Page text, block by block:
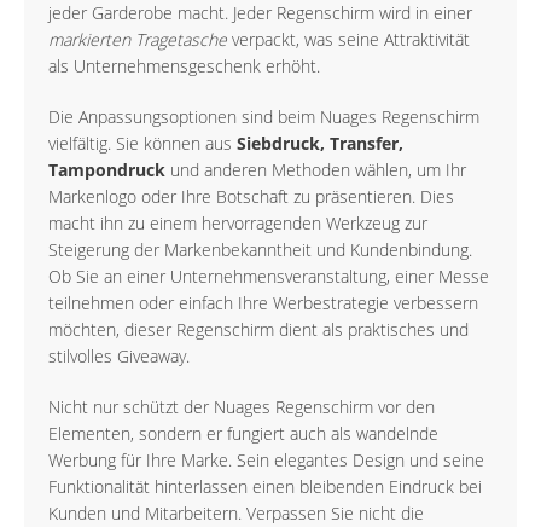
jeder Garderobe macht. Jeder Regenschirm wird in einer
markierten Tragetasche verpackt, was seine Attraktivität
als Unternehmensgeschenk erhöht.
Die Anpassungsoptionen sind beim Nuages Regenschirm
vielfältig. Sie können aus Siebdruck, Transfer,
Tampondruck und anderen Methoden wählen, um Ihr
Markenlogo oder Ihre Botschaft zu präsentieren. Dies
macht ihn zu einem hervorragenden Werkzeug zur
Steigerung der Markenbekanntheit und Kundenbindung.
Ob Sie an einer Unternehmensveranstaltung, einer Messe
teilnehmen oder einfach Ihre Werbestrategie verbessern
möchten, dieser Regenschirm dient als praktisches und
stilvolles Giveaway.
Nicht nur schützt der Nuages Regenschirm vor den
Elementen, sondern er fungiert auch als wandelnde
Werbung für Ihre Marke. Sein elegantes Design und seine
Funktionalität hinterlassen einen bleibenden Eindruck bei
Kunden und Mitarbeitern. Verpassen Sie nicht die